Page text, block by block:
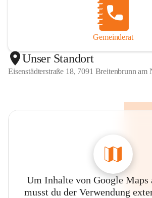
Gemeinderat
Unser Standort
Eisenstädterstraße 18, 7091 Breitenbrunn am
Um Inhalte von Google Maps
musst du der Verwendung